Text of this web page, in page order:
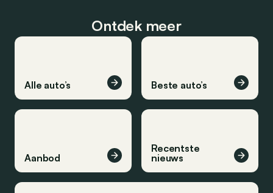
Ontdek meer
Alle auto’s Beste auto’s
Aanbod
Recentste
nieuws